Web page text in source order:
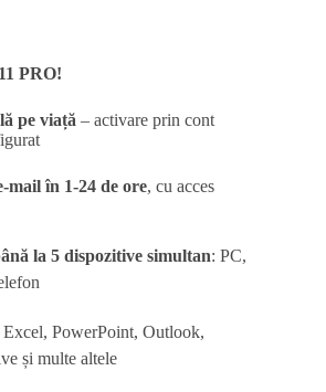
PRO!
pe viață – activare prin cont
în 1-24 de ore, cu acces
la 5 dispozitive simultan: PC,
PowerPoint, Outlook,
și multe altele